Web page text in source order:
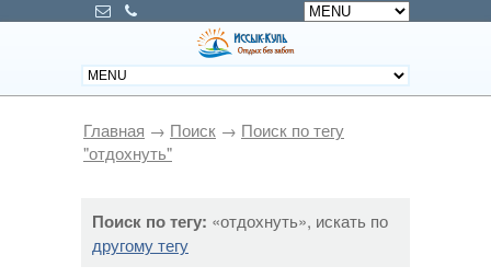
Главная → Поиск → Поиск по тегу
"отдохнуть"
Поиск по тегу: «отдохнуть», искать по
другому тегу